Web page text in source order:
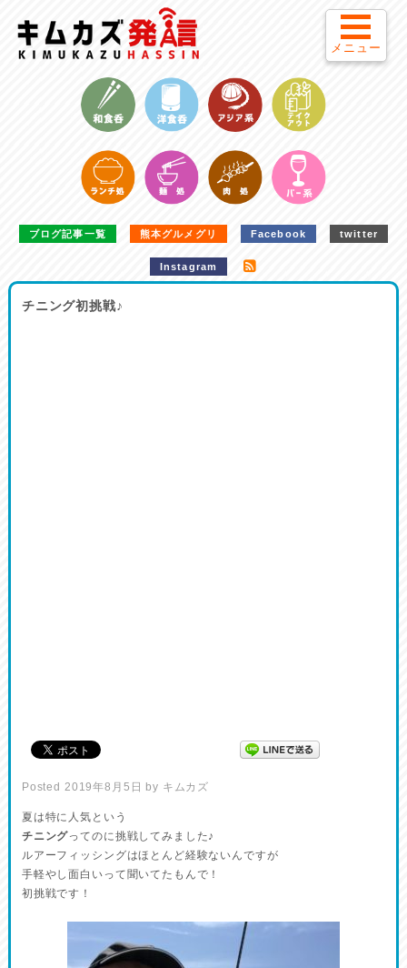
ブログ記事一覧 熊本グルメグリ Facebook twitter
Instagram
チニング初挑戦♪
Posted 2019年8月5日 by キムカズ
夏は特に人気という
チニングってのに挑戦してみました♪
ルアーフィッシングはほとんど経験ないんですが
手軽やし面白いって聞いてたもんで！
初挑戦です！
メニュー